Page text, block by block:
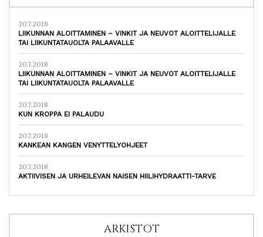
20.7.2018
LIIKUNNAN ALOITTAMINEN – VINKIT JA NEUVOT ALOITTELIJALLE
TAI LIIKUNTATAUOLTA PALAAVALLE
20.7.2018
LIIKUNNAN ALOITTAMINEN – VINKIT JA NEUVOT ALOITTELIJALLE
TAI LIIKUNTATAUOLTA PALAAVALLE
20.7.2018
KUN KROPPA EI PALAUDU
20.7.2018
KANKEAN KANGEN VENYTTELYOHJEET
20.7.2018
AKTIIVISEN JA URHEILEVAN NAISEN HIILIHYDRAATTI-TARVE
ARKISTOT